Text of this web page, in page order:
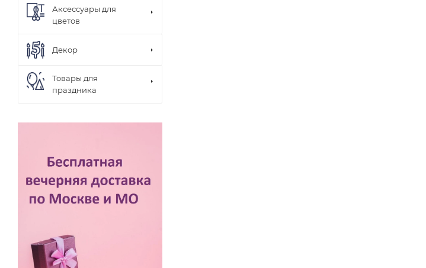
Аксессуары для
цветов
Декор
Товары для
праздника